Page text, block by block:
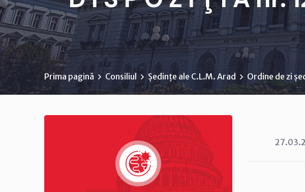
Prima pagină Consiliul Ședințe ale C.L.M. Arad Ordine de zi